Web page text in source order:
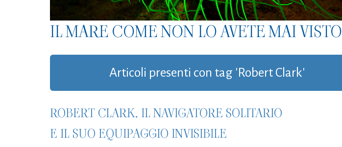
IL MARE COME NON LO AVETE MAI VISTO
Articoli presenti con tag 'Robert Clark'
ROBERT CLARK, IL NAVIGATORE SOLITARIO
E IL SUO EQUIPAGGIO INVISIBILE